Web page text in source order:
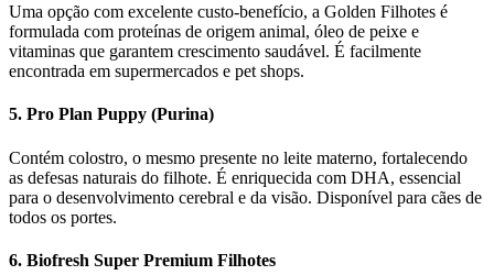
Uma opção com excelente custo-benefício, a Golden Filhotes é
formulada com proteínas de origem animal, óleo de peixe e
vitaminas que garantem crescimento saudável. É facilmente
encontrada em supermercados e pet shops.
5. Pro Plan Puppy (Purina)
Contém colostro, o mesmo presente no leite materno, fortalecendo
as defesas naturais do filhote. É enriquecida com DHA, essencial
para o desenvolvimento cerebral e da visão. Disponível para cães de
todos os portes.
6. Biofresh Super Premium Filhotes